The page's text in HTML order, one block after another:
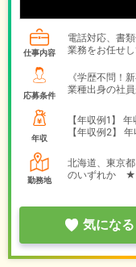
仕事内容
電話対応、書
業務をお任せ
応募条件
《学歴不問！
業種出身の社
年収
【年収例1】
年
【年収例2】
年
勤務地
北海道、東京
のいずれか ★
気になる